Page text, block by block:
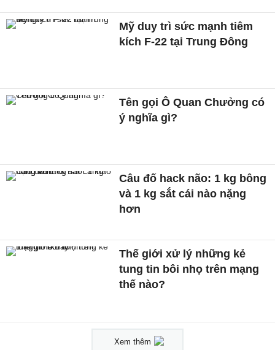
Mỹ duy trì sức mạnh tiêm
kích F-22 tại Trung Đông
Tên gọi Ô Quan Chưởng có
ý nghĩa gì?
Câu đố hack não: 1 kg bông
và 1 kg sắt cái nào nặng
hơn
Thế giới xử lý những kẻ
tung tin bôi nhọ trên mạng
thế nào?
Xem thêm